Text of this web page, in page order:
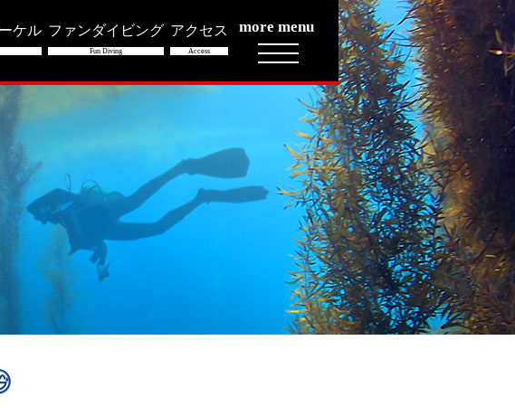
ケル ファンダイビング
Fun Diving
アクセス
Access
more menu